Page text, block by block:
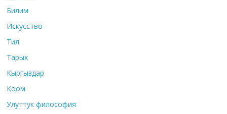
Билим
Искусство
Тил
Тарых
Кыргыздар
Коом
Улуттук философия